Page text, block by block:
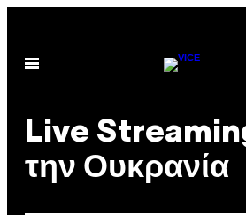
περιεχόμενο
Ανοίξτε
Live
την Ουκρανία